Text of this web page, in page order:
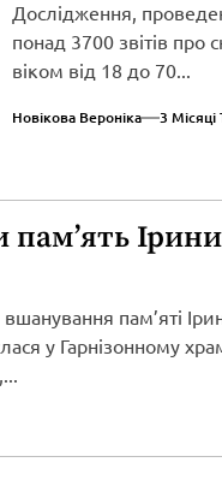
Дослідження,
понад 3700 звітів про
віком від 18 до 70...
Новікова Вероніка 3 Місяці
пам’ять Ірини
пам’яті
у Гарнізонному